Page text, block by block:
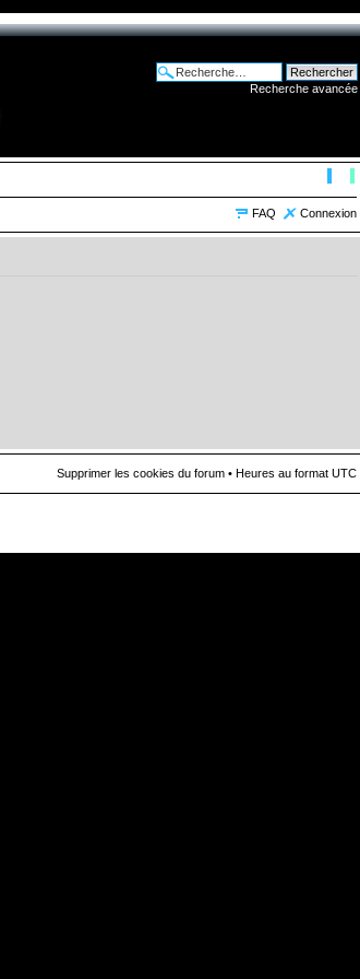
Recherche avancée
FAQ Connexion
Supprimer les cookies du forum • Heures au format UTC